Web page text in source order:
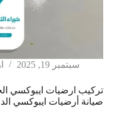
سبتمبر 19, 2025
صيانة أرضيات ايبوكسي